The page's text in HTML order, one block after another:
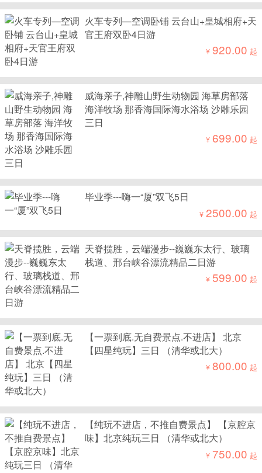
火车专列—空调卧铺 云台山+皇城相府+天
官王府双卧4日游
¥920.00 起
威海亲子,神雕山野生动物园 海草房部落
海洋牧场 那香海国际海水浴场 沙雕乐园
三日
¥699.00 起
毕业季---嗨一“厦”双飞5日
¥2500.00 起
天脊揽胜，云端漫步--巍巍东太行、玻璃
栈道、邢台峡谷漂流精品二日游
¥599.00 起
【一票到底.无自费景点.不进店】 北京
【四星纯玩】三日 （清华或北大）
¥800.00 起
【纯玩不进店，不推自费景点】 【京腔京
味】北京纯玩三日 （清华或北大）
¥ 750.00 起